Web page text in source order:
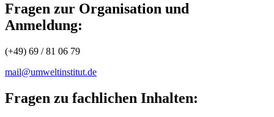
Fragen zur Organisation und
Anmeldung:
(+49) 69 / 81 06 79
mail@umweltinstitut.de
Fragen zu fachlichen Inhalten: